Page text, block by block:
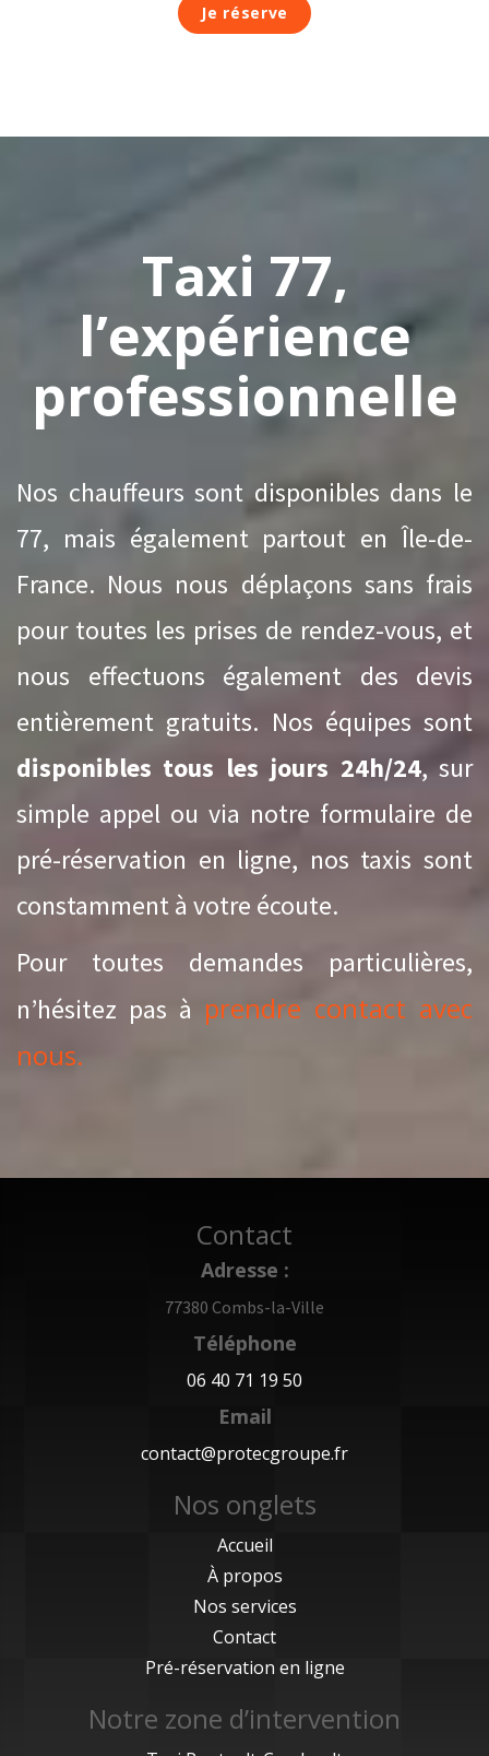
Je réserve
Taxi 77,
l’expérience
professionnelle
Nos chauffeurs sont disponibles dans le
77, mais également partout en Île-de-
France. Nous nous déplaçons sans frais
pour toutes les prises de rendez-vous, et
nous effectuons également des devis
entièrement gratuits. Nos équipes sont
disponibles tous les jours 24h/24, sur
simple appel ou via notre formulaire de
pré-réservation en ligne, nos taxis sont
constamment à votre écoute.
Pour toutes demandes particulières,
n’hésitez pas à prendre contact avec
nous.
Contact
Adresse :
77380 Combs-la-Ville
Téléphone
06 40 71 19 50
Email
contact@protecgroupe.fr
Nos onglets
Accueil
À propos
Nos services
Contact
Pré-réservation en ligne
Notre zone d’intervention